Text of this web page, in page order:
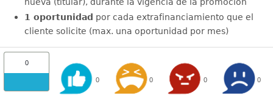
nueva (titular), durante la vigencia de la promoción
1 oportunidad por cada extrafinanciamiento que el
cliente solicite (max. una oportunidad por mes)
0
0 0 0 0